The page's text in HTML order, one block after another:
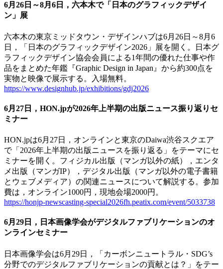
6月26日～8月6日，六本木で「日本のグラフィックデザイ
ン」展
六本木の東京ミッドタウン・デザインハブは6月26日～8月6
日，「日本のグラフィックデザイン2026」展を開く。日本グ
ラフィックデザイン協会会員による1年間の優れた仕事や作
品をまとめた年鑑『Graphic Design in Japan』から約300点を
実物と映像で展示する。入場無料。
https://www.designhub.jp/exhibitions/gdj2026
6月27日，HON.jpが2026年上半期の出版ニュース振り返りセ
ミナー
HON.jpは6月27日，オンラインと東京のDaiwa渋谷スクエア
で「2026年上半期の出版ニュースを振り返る」をテーマにセ
ミナーを開く。フィジカル出版（マンガ以外の紙），エンタ
メ出版（マンガIP），デジタル出版（マンガ以外の電子書籍
とウェブメディア）の関連ニュースについて解説する。参加
費は，オンライン1000円，現地会場2000円。
https://honjp-newscasting-special2026fh.peatix.com/event/5033738
6月29日，日本画像学会がデジタルファブリケーションのオ
ンラインセミナー
日本画像学会は6月29日，「カーボンニュートラル・SDG’s
分野でのデジタルファブリケーションの貢献とは？」をテー